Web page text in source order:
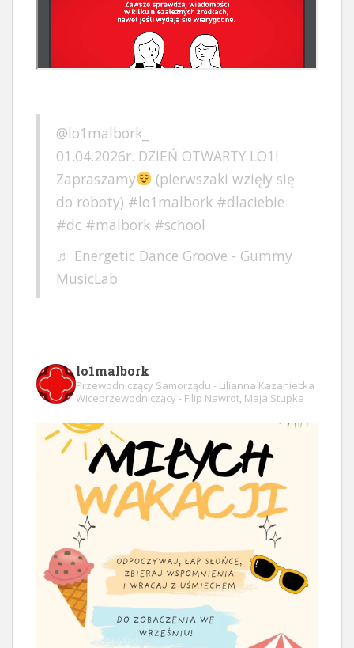
@lo1malbork_
01.04.2026r. DZIEŃ OTWARTY LO1!
Zapraszamy
(pierwszaki wzięły się
do roboty) #lo1malbork #dlaciebie
#dc #malbork #school
♬ Energetic Dance Groove - Gummy
MusicLab
lo1malbork
Przewodniczący Samorządu - Lilianna Kazaniecka
Wiceprzewodniczący - Filip Nawrot, Maja Stupka